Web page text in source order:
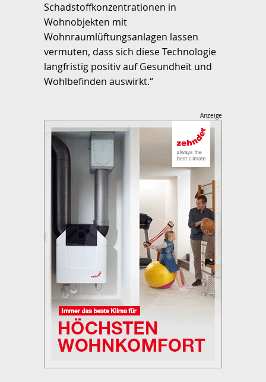
Schadstoffkonzentrationen in
Wohnobjekten mit
Wohnraumlüftungsanlagen lassen
vermuten, dass sich diese Technologie
langfristig positiv auf Gesundheit und
Wohlbefinden auswirkt.“